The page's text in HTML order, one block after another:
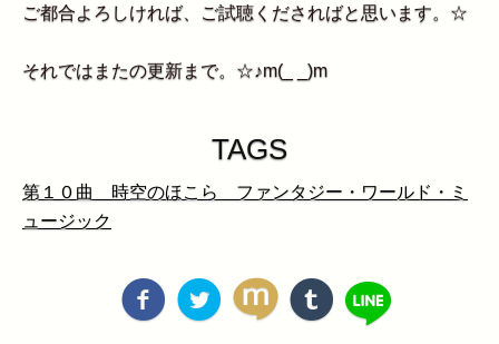
ご都合よろしければ、ご試聴くださればと思います。☆
それではまたの更新まで。☆♪m(_ _)m
TAGS
第１０曲 時空のほこら ファンタジー・ワールド・ミ
ュージック